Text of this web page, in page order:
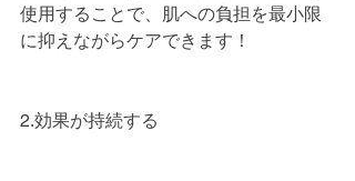
使用することで、肌への負担を最小限
に抑えながらケアできます！
2.効果が持続する